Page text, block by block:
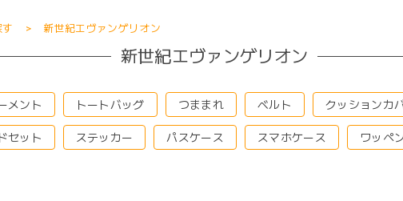
す 新世紀エヴァンゲリオン
新世紀エヴァンゲリオン
メント トートバッグ つままれ ベルト クッションカ
セット ステッカー パスケース スマホケース ワッペ